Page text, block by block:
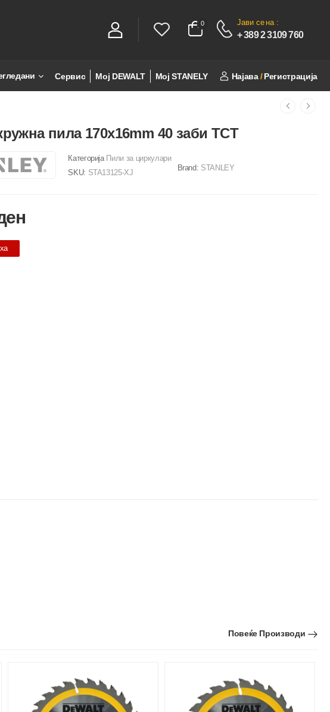
0 0 Јави се на :
+ 389 2 3109 760
Сервис Мој DEWALT Мој STANELY Најава / Регистрација
пила 170x16mm 40 заби TCT
Категорија Пили за циркулари
SKU: STA13125-XJ
Brand: STANLEY
Повеќе Производи